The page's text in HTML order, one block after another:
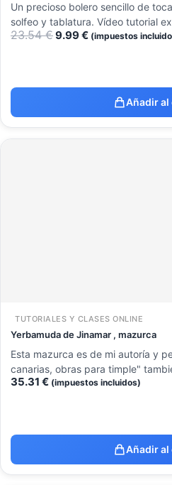
Un precioso bolero sencillo de
solfeo y tablatura. Vídeo tutorial
23.54€9.99€ (impuestos
Añadir
TUTORIALES Y CLASES ONLINE
Yerbamuda de Jinamar , mazurca
Esta mazurca es de mi autoría y
canarias, obras para timple"
35.31 € (impuestos incluidos)
Añadir